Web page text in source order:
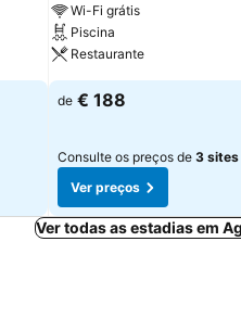
Wi-Fi grátis
Piscina
Restaurante
de € 188
Consulte os preços de 3 sites
Ver preços
Ver todas as estadias em